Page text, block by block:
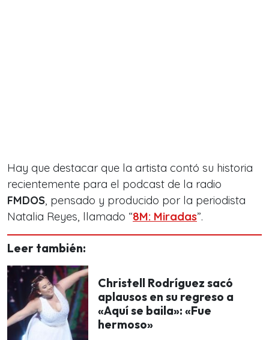
Hay que destacar que la artista contó su historia
recientemente para el podcast de la radio
FMDOS, pensado y producido por la periodista
Natalia Reyes, llamado “8M: Miradas”.
Leer también:
Christell Rodríguez sacó
aplausos en su regreso a
«Aquí se baila»: «Fue
hermoso»